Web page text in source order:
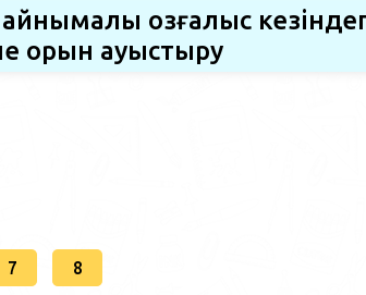
айнымалы қозғалыс
орын ауыстыру
7 8